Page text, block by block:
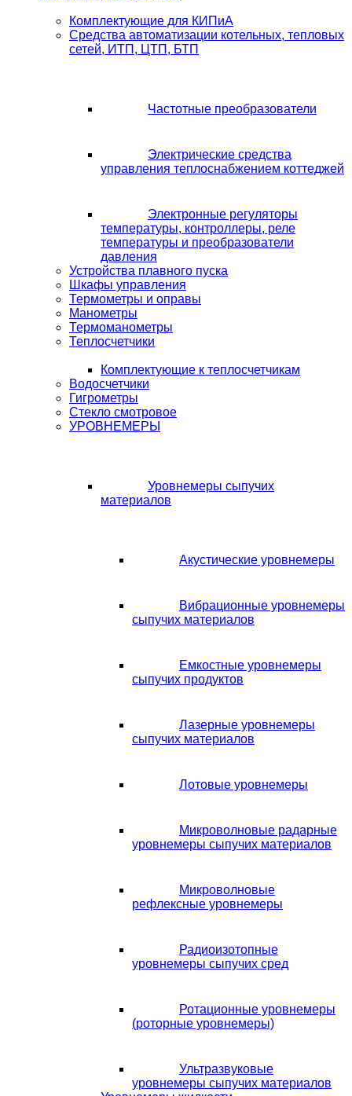
Комплектующие для КИПиА
Средства автоматизации котельных, тепловых
сетей, ИТП, ЦТП, БТП
Частотные преобразователи
Электрические средства
управления теплоснабжением коттеджей
Электронные регуляторы
температуры, контроллеры, реле
температуры и преобразователи
давления
Устройства плавного пуска
Шкафы управления
Термометры и оправы
Манометры
Термоманометры
Теплосчетчики
Комплектующие к теплосчетчикам
Водосчетчики
Гигрометры
Стекло смотровое
УРОВНЕМЕРЫ
Уровнемеры сыпучих
материалов
Акустические уровнемеры
Вибрационные уровнемеры
сыпучих материалов
Емкостные уровнемеры
сыпучих продуктов
Лазерные уровнемеры
сыпучих материалов
Лотовые уровнемеры
Микроволновые радарные
уровнемеры сыпучих материалов
Микроволновые
рефлексные уровнемеры
Радиоизотопные
уровнемеры сыпучих сред
Ротационные уровнемеры
(роторные уровнемеры)
Ультразвуковые
уровнемеры сыпучих материалов